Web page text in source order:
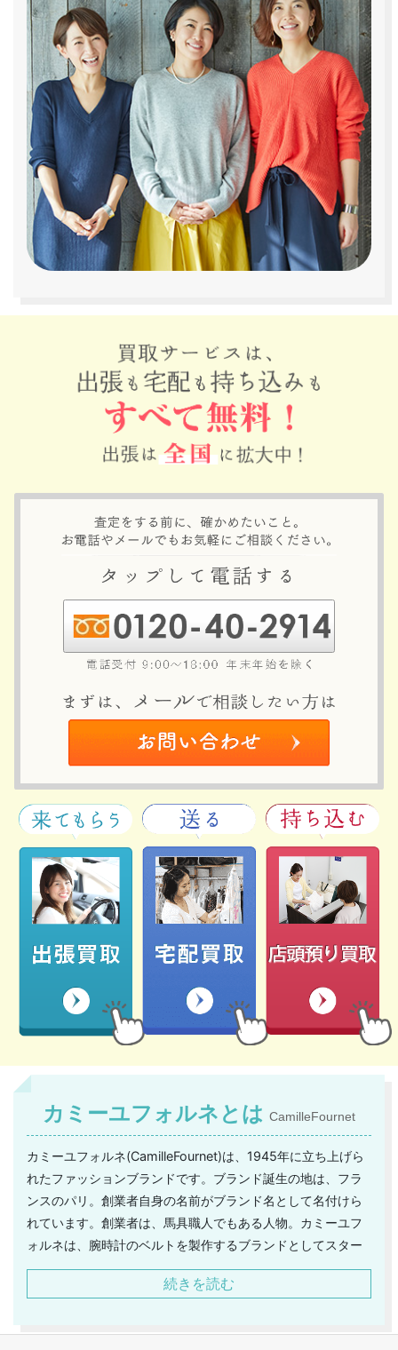
カミーユフォルネとは CamilleFournet
カミーユフォルネ(CamilleFournet)は、1945年に立ち上げら
れたファッションブランドです。ブランド誕生の地は、フラ
ンスのパリ。創業者自身の名前がブランド名として名付けら
れています。創業者は、馬具職人でもある人物。カミーユフ
ォルネは、腕時計のベルトを製作するブランドとしてスター
トしており、品質の良さと仕上げの丁寧さで、一躍有名にな
り、人気に火が付きました。レザーの美しさを最大限に引き
ルトを発表しており、更に認知度を高めることとなりまし
続きを読む